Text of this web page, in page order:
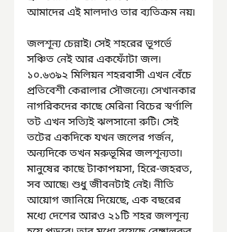
আমাদের এই মালদাও তার ব্যতিক্রম নয়৷
জলশূন্য চেন্নাই৷ সেই শহরের ভূগর্ভে
সঞ্চিত নেই আর একফোঁটা জল৷
১০.৬৩৯২ মিলিয়ন শহরবাসী এখন বেঁচে
প্রতিবেশী কেরালার সৌজন্যে৷ সেখানকার
নাগরিকদের কাছে মেরিনা বিচের স্বর্ণালি
তট এখন সত্যিই ঝলসানো রুটি৷ সেই
তটের একদিকে যখন জলের গর্জন,
অন্যদিকে তখন মরুভূমির জলশূন্যতা৷
মানুষের কাছে টাকাপয়সা, হিরে-জহরত,
সব আছে৷ শুধু জীবনটাই নেই৷ নীতি
আয়োগ জানিয়ে দিয়েছে, এক বছরের
মধ্যে দেশের আরও ২১টি শহর জলশূন্য